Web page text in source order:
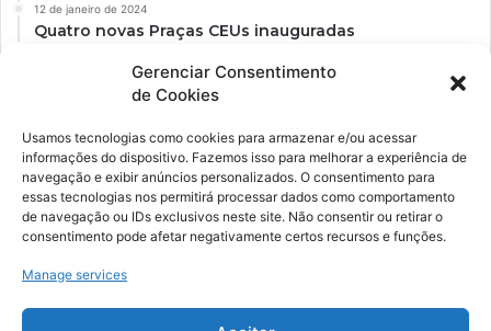
Gerenciar Consentimento
de Cookies
Usamos tecnologias como cookies para armazenar e/ou acessar
informações do dispositivo. Fazemos isso para melhorar a experiência de
navegação e exibir anúncios personalizados. O consentimento para
essas tecnologias nos permitirá processar dados como comportamento
de navegação ou IDs exclusivos neste site. Não consentir ou retirar o
consentimento pode afetar negativamente certos recursos e funções.
Manage services
12 de janeiro de 2024
Quatro novas Praças CEUs inauguradas
Ockara é uma plataforma multicultural e criativa. Nossa proposta é
oferecer o máximo de ferramentas para realizadores e